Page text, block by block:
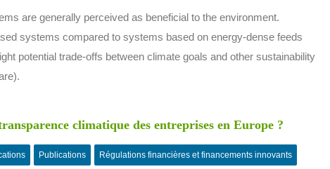
are generally perceived as beneficial to the environment.
systems compared to systems based on energy-dense feeds
potential trade-offs between climate goals and other sustainability
climatique des entreprises en Europe ?
Publications Régulations financières et financements innovants